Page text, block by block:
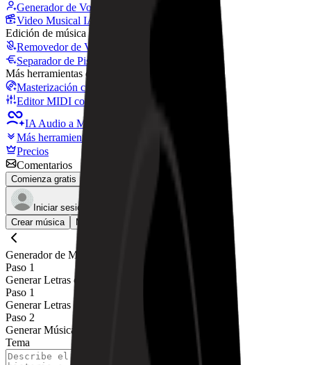
Generador de Voz de Canto IA
Video Musical IA
Edición de música
Removedor de Vocales AI
Separador de Pistas IA
Más herramientas de música
Masterización con IA
Editor MIDI con IA
IA Audio a MIDI
Más herramientas
Precios
Comentarios
Comienza gratis
Iniciar sesión
Crear música
Mi música
Generador de Música de Rap con IA
Paso 1
Generar Letras de Rap
Paso 1
Generar Letras de Rap
Paso 2
Generar Música de Rap
Tema